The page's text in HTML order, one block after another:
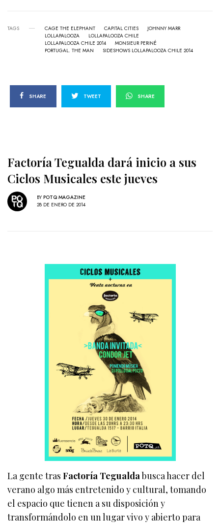
TAGS CAGE THE ELEPHANT CAPITAL CITIES
JOHNNY MARR
LOLLAPALOOZA
LOLLAPALOOZA CHILE
LOLLAPALOOZA CHILE 2014
MONSIEUR PERINÉ
PORTUGAL. THE MAN
SIDESHOWS LOLLAPALOOZA CHILE 2014
SHARE TWEET SHARE
Factoría Tegualda dará inicio a sus
Ciclos Musicales este jueves
BY POTQ MAGAZINE
28 DE ENERO DE 2014
La gente trasFactoría Tegualdabusca hacer del
verano algo más entretenido y cultural, tomando
el espacio que tienen a su disposición y
transformándolo en un lugar vivo y abierto para